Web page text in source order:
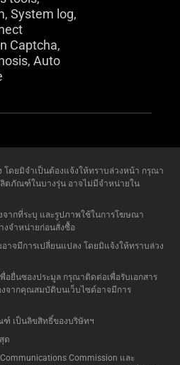
System log,
Captcha,
Auto
ดยมิจำเป็นต้องแจ้งให้ทราบล่วงหน้า กรุณา
ตภัณฑ์ในบางรุ่น อาจไม่มีจำหน่ายใน
ากที่ระบุ และรูปภาพใช้ในการโฆษณา
จำหน่ายก่อนสั่งซื้อ
าจมีการเปลี่ยนแปลง โดยมิแจ้งให้ทราบล่วง
ยื่นซองประมูล กรุณาติดต่อเพื่อรับเอกสาร
จากคุณสมบัติบนเว็บไซต์อาจมีการ
ฑ์ เป็นลิขสิทธิ์ของบริษัทฯ
ด
Commission และ